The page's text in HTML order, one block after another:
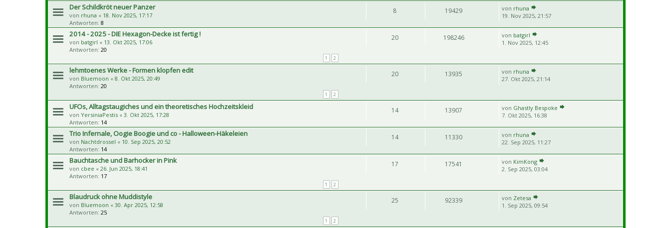
Der Schildkröt neuer Panzer
von rhuna « 18. Nov 2025, 17:17
Antworten: 8
8 19429 von rhuna
19. Nov 2025, 21:57
2014 - 2025 - DIE Hexagon-Decke ist fertig !
von batgirl « 13. Okt 2025, 17:06
Antworten: 20
1 2
20 198246 von batgirl
1. Nov 2025, 12:45
lehmtoenes Werke - Formen klopfen edit
von Bluemoon « 8. Okt 2025, 20:49
Antworten: 20
1 2
20 13935 von rhuna
27. Okt 2025, 21:14
UFOs, Alltagstaugiches und ein theoretisches Hochzeitskleid
von YersiniaPestis « 3. Okt 2025, 17:28
Antworten: 14
14 13907 von Ghastly Bespoke
7. Okt 2025, 16:38
Trio Infernale, Oogie Boogie und co - Halloween-Häkeleien
von Nachtdrossel « 10. Sep 2025, 20:52
Antworten: 14
14 11330 von rhuna
22. Sep 2025, 11:27
Bauchtasche und Barhocker in Pink
von cbee « 26. Jun 2025, 18:41
Antworten: 17
1 2
17 17541 von KimKong
2. Sep 2025, 03:04
Blaudruck ohne Muddistyle
von Bluemoon « 30. Apr 2025, 12:58
Antworten: 25
1 2
25 92339 von Zetesa
1. Sep 2025, 09:54